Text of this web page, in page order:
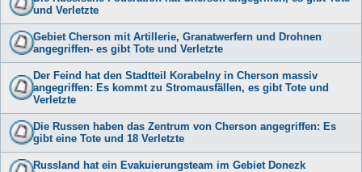
und Verletzte
Gebiet Cherson mit Artillerie, Granatwerfern und Drohnen
angegriffen- es gibt Tote und Verletzte
Der Feind hat den Stadtteil Korabelny in Cherson massiv
angegriffen: Es kommt zu Stromausfällen, es gibt Tote und
Verletzte
Die Russen haben das Zentrum von Cherson angegriffen: Es
gibt eine Tote und 18 Verletzte
Russland hat ein Evakuierungsteam im Gebiet Donezk